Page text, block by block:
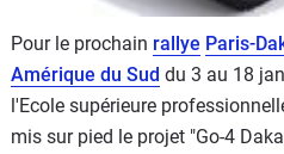
Pour le prochain rallye Paris-
Amérique du Sud du 3 au 18
l'Ecole supérieure
mis sur pied le projet "Go-4